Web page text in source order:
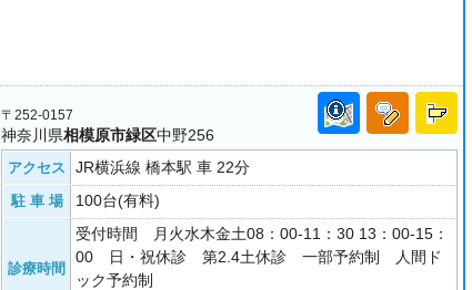
〒252-0157
神奈川県相模原市緑区中野256
アクセス JR横浜線 橋本駅 車 22分
駐 車 場 100台(有料)
診療時間
受付時間 月火水木金土08：00-11：30 13：00-15：
00 日・祝休診 第2.4土休診 一部予約制 人間ド
ック予約制